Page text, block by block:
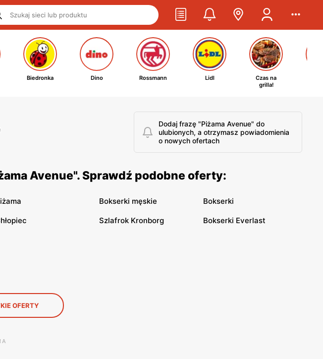
Biedronka Dino Rossmann Lidl
Czas na
grilla!
Dodaj frazę "Piżama Avenue" do
ulubionych, a otrzymasz powiadomienia
o nowych ofertach
Avenue". Sprawdź podobne oferty:
Bokserki męskie Bokserki
Szlafrok Kronborg Bokserki Everlast
OFERTY